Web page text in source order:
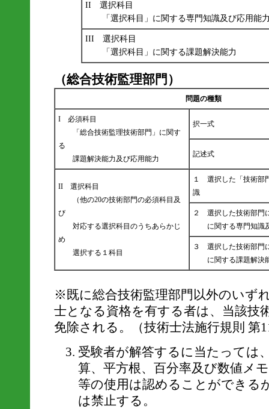
II 選択科目
「選択科目」に関する専門知識及び応用能
III 選択科目
「選択科目」に関する課題解決能力
（総合技術監理部門）
問題の種類
I 必須科目
「総合技術監理技術部門」に関す
る
課題解決能力及び応用能力
択一式
記述式
II 選択科目
（他の20の技術部門の必須科目及
び
対応する選択科目のうちあらかじ
め
選択する１科目
１ 選択した「技術部
識
２ 選択した技術部門
に関する専門知識
３ 選択した技術部門
に関する課題解決
※既に総合技術監理部門以外のいず
士となる資格を有する者は、当該技
免除される。（技術士法施行規則 第
受験者が解答するに当たっては
算、平方根、百分率及び数値メ
等の使用は認めることができる
は禁止する。